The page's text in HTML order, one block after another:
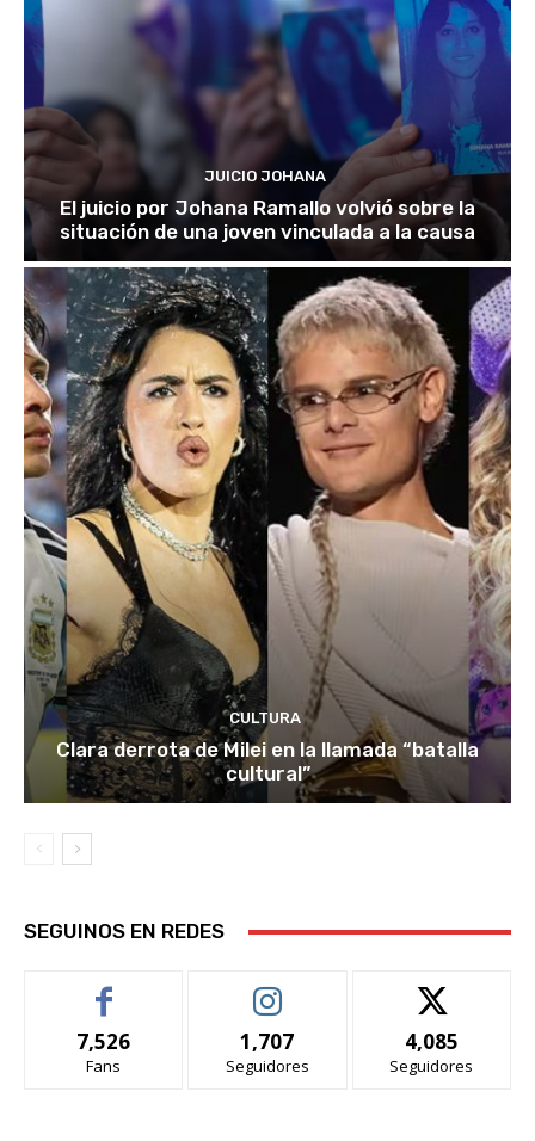
JUICIO JOHANA
El juicio por Johana Ramallo volvió sobre la
situación de una joven vinculada a la causa
CULTURA
Clara derrota de Milei en la llamada “batalla
cultural”
SEGUINOS EN REDES
7,526
Fans
1,707
Seguidores
4,085
Seguidores